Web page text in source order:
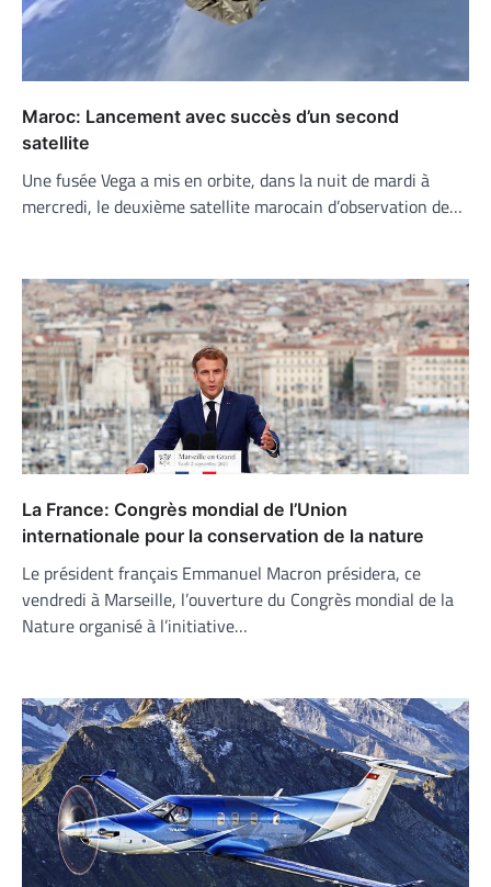
Maroc: Lancement avec succès d’un second
satellite
Une fusée Vega a mis en orbite, dans la nuit de mardi à
mercredi, le deuxième satellite marocain d’observation de…
La France: Congrès mondial de l’Union
internationale pour la conservation de la nature
Le président français Emmanuel Macron présidera, ce
vendredi à Marseille, l’ouverture du Congrès mondial de la
Nature organisé à l’initiative…